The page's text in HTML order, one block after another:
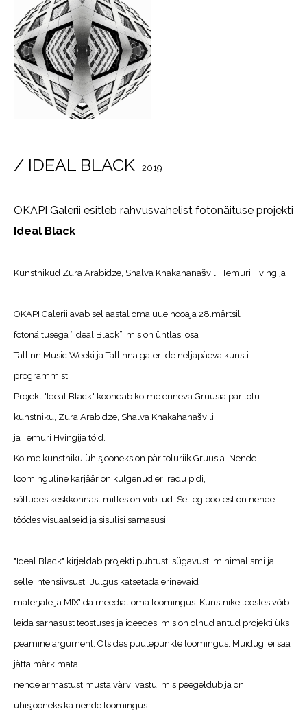
/ IDEAL BLACK 2019
OKAPI Galerii esitleb rahvusvahelist fotonäituse projekti
Ideal Black
Kunstnikud Zura Arabidze, Shalva Khakahanašvili, Temuri Hvingija
OKAPI Galerii avab sel aastal oma uue hooaja 28.märtsil
fotonäitusega “Ideal Black”, mis on ühtlasi osa
Tallinn Music Weeki ja Tallinna galeriide neljapäeva kunsti
programmist.
Projekt "Ideal Black" koondab kolme erineva Gruusia päritolu
kunstniku, Zura Arabidze, Shalva Khakahanašvili
ja Temuri Hvingija töid.
Kolme kunstniku ühisjooneks on päritoluriik Gruusia. Nende
loominguline karjäär on kulgenud eri radu pidi,
sõltudes keskkonnast milles on viibitud. Sellegipoolest on nende
töödes visuaalseid ja sisulisi sarnasusi.
"Ideal Black" kirjeldab projekti puhtust, sügavust, minimalismi ja
selle intensiivsust. Julgus katsetada erinevaid
materjale ja MIX'ida meediat oma loomingus. Kunstnike teostes võib
leida sarnasust teostuses ja ideedes, mis on olnud antud projekti üks
peamine argument. Otsides puutepunkte loomingus. Muidugi ei saa
jätta märkimata
nende armastust musta värvi vastu, mis peegeldub ja on
ühisjooneks ka nende loomingus.